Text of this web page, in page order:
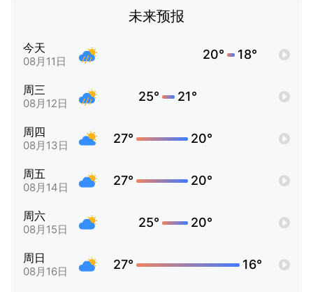
未来预报
今天
08月11日 20° 18°
周三
08月12日 25° 21°
周四
08月13日 27° 20°
周五
08月14日 27° 20°
周六
08月15日 25° 20°
周日
08月16日 27° 16°